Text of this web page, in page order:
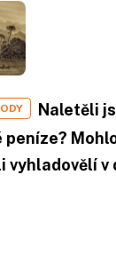
Naletěli
peníze?
vyhladovělí v